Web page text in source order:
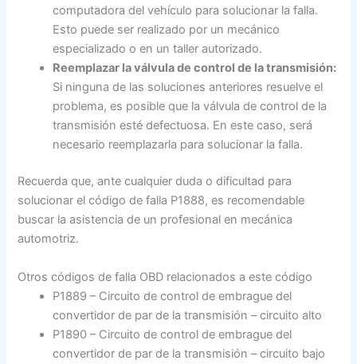
computadora del vehículo para solucionar la falla.
Esto puede ser realizado por un mecánico
especializado o en un taller autorizado.
Reemplazar la válvula de control de la transmisión:
Si ninguna de las soluciones anteriores resuelve el
problema, es posible que la válvula de control de la
transmisión esté defectuosa. En este caso, será
necesario reemplazarla para solucionar la falla.
Recuerda que, ante cualquier duda o dificultad para
solucionar el código de falla P1888, es recomendable
buscar la asistencia de un profesional en mecánica
automotriz.
Otros códigos de falla OBD relacionados a este código
P1889 – Circuito de control de embrague del
convertidor de par de la transmisión – circuito alto
P1890 – Circuito de control de embrague del
convertidor de par de la transmisión – circuito bajo